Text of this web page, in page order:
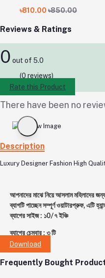
৳810.00 ৳850.00
Reviews & Ratings
0 out of 5.0
(0 reviews)
Rate this Product
There have been no
Description
Luxury Designer Fashion High
আপনাদের মাঝে নিয়ে আসলাম মহিলাদের
ব্যাগটি পাচ্ছেন সম্পূর্ণ ওয়াটারপ্রুফ, এটি
ব্যাগের সাইজ : ১0/৭ ইঞ্চি
ব্যাগের চেম্বার : ৩ টি
Download
Frequently Bought